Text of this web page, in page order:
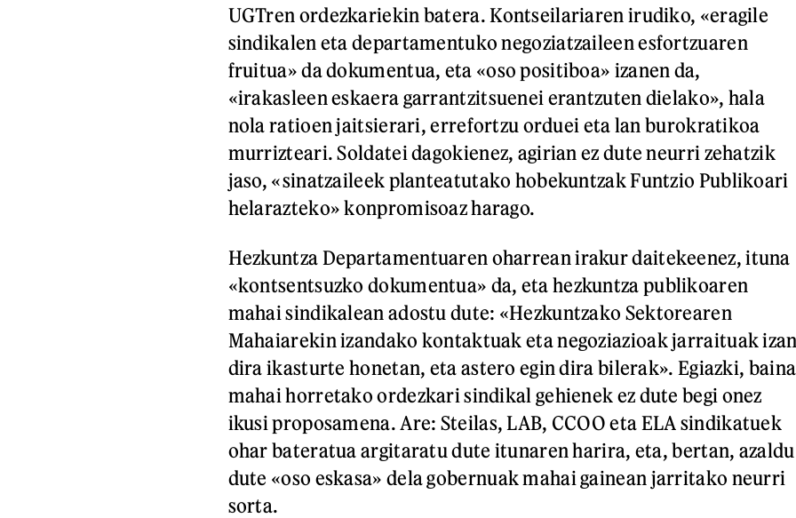
UGTren ordezkariekin batera. Kontseilariaren irudiko, «eragile
sindikalen eta departamentuko negoziatzaileen esfortzuaren
fruitua» da dokumentua, eta «oso positiboa» izanen da,
«irakasleen eskaera garrantzitsuenei erantzuten dielako», hala
nola ratioen jaitsierari, errefortzu orduei eta lan burokratikoa
murrizteari. Soldatei dagokienez, agirian ez dute neurri zehatzik
jaso, «sinatzaileek planteatutako hobekuntzak Funtzio Publikoari
helarazteko» konpromisoaz harago.
Hezkuntza Departamentuaren oharrean irakur daitekeenez, ituna
«kontsentsuzko dokumentua» da, eta hezkuntza publikoaren
mahai sindikalean adostu dute: «Hezkuntzako Sektorearen
Mahaiarekin izandako kontaktuak eta negoziazioak jarraituak
dira ikasturte honetan, eta astero egin dira bilerak». Egiazki,
mahai horretako ordezkari sindikal gehienek ez dute begi onez
ikusi proposamena. Are: Steilas, LAB, CCOO eta ELA sindikatuek
ohar bateratua argitaratu dute itunaren harira, eta, bertan, azaldu
dute «oso eskasa» dela gobernuak mahai gainean jarritako neurri
sorta.